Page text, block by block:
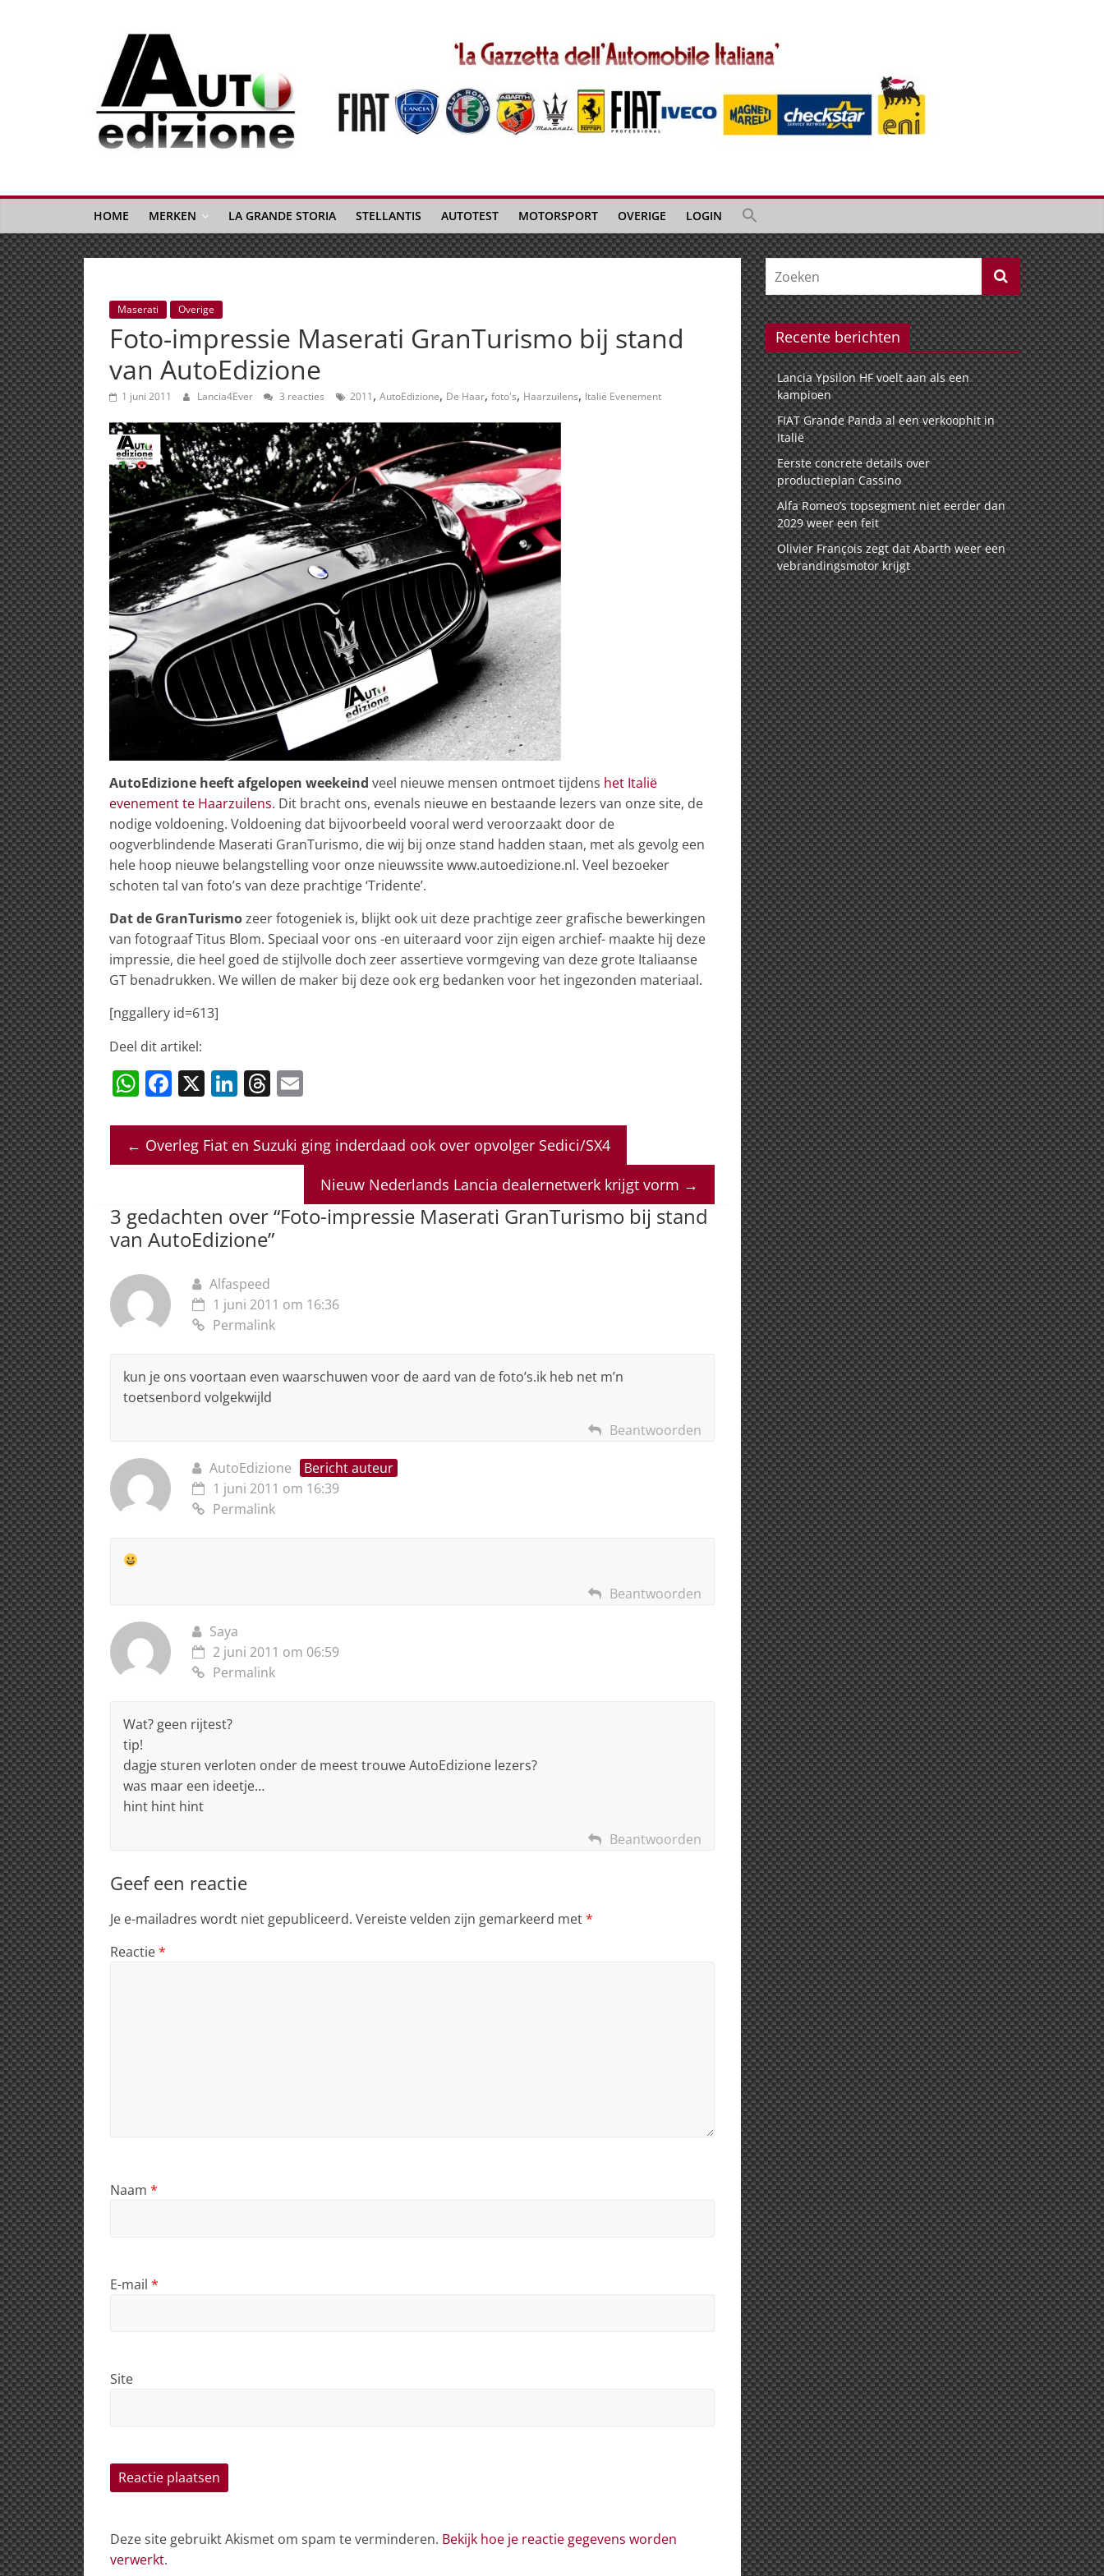
Auto
Edizione
La
Gazetta
dell'Automobile
Italiana
|
Italiaans
autonieuws
&
lifestyle
HOME MERKEN LA GRANDE STORIA STELLANTIS AUTOTEST MOTORSPORT OVERIGE LOGIN
Maserati Overige
Foto-impressie Maserati GranTurismo bij stand
van AutoEdizione
1 juni 2011 Lancia4Ever 3 reacties 2011, AutoEdizione, De Haar, foto's, Haarzuilens, Italië Evenement
AutoEdizione heeft afgelopen weekeind veel nieuwe mensen ontmoet tijdens het Italië
evenement te Haarzuilens. Dit bracht ons, evenals nieuwe en bestaande lezers van onze site, de
nodige voldoening. Voldoening dat bijvoorbeeld vooral werd veroorzaakt door de
oogverblindende Maserati GranTurismo, die wij bij onze stand hadden staan, met als gevolg een
hele hoop nieuwe belangstelling voor onze nieuwssite www.autoedizione.nl. Veel bezoeker
schoten tal van foto’s van deze prachtige ‘Tridente’.
Dat de GranTurismozeer fotogeniek is, blijkt ook uit deze prachtige zeer grafische bewerkingen
van fotograaf Titus Blom. Speciaal voor ons -en uiteraard voor zijn eigen archief- maakte hij deze
impressie, die heel goed de stijlvolle doch zeer assertieve vormgeving van deze grote Italiaanse
GT benadrukken. We willen de maker bij deze ook erg bedanken voor het ingezonden materiaal.
[nggallery id=613]
Deel dit artikel:
W
at
s
p
p
F
c
e
o
o
X Li
k
e
n
T
re
a
s
ai
l
← Overleg Fiat en Suzuki ging inderdaad ook over opvolger Sedici/SX4
Nieuw Nederlands Lancia dealernetwerk krijgt vorm →
3 gedachten over “Foto-impressie Maserati GranTurismo bij stand
van AutoEdizione”
Alfaspeed
1 juni 2011 om 16:36
Permalink
kun je ons voortaan even waarschuwen voor de aard van de foto’s.ik heb net m’n
toetsenbord volgekwijld
Beantwoorden
AutoEdizione
Bericht auteur
1 juni 2011 om 16:39
Permalink
Beantwoorden
Saya
2 juni 2011 om 06:59
Permalink
Wat? geen rijtest?
tip!
dagje sturen verloten onder de meest trouwe AutoEdizione lezers?
was maar een ideetje…
hint hint hint
Beantwoorden
Geef een reactie
Je e-mailadres wordt niet gepubliceerd. Vereiste velden zijn gemarkeerd met*
Reactie*
Naam *
E-mail *
Site
Deze site gebruikt Akismet om spam te verminderen. Bekijk hoe je reactie gegevens worden
verwerkt.
Recente berichten
Lancia Ypsilon HF voelt aan als een
kampioen
FIAT Grande Panda al een verkoophit in
Italië
Eerste concrete details over
productieplan Cassino
Alfa Romeo’s topsegment niet eerder dan
2029 weer een feit
Olivier François zegt dat Abarth weer een
vebrandingsmotor krijgt